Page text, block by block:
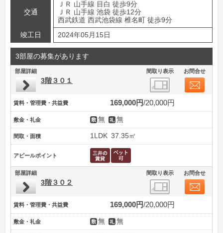
交通
ＪＲ 山手線 目白 徒歩9分
ＪＲ 山手線 池袋 徒歩12分
西武鉄道 西武池袋線 椎名町 徒歩9分
竣工日
2024年05月15日
3部屋の募集があります
部屋詳細 間取り表示 お問合せ
3階３０１
賃料・管理費・共益費 169,000円 20,000円
敷金・礼金 無 無
間取・面積 1LDK 37.35㎡
アピールポイント
部屋詳細 間取り表示 お問合せ
3階３０２
賃料・管理費・共益費 169,000円 20,000円
敷金・礼金 無 無